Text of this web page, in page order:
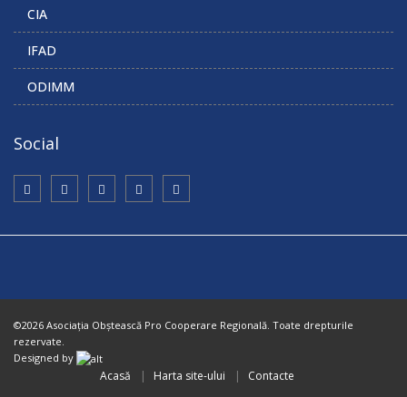
CIA
IFAD
ODIMM
Social
©2026 Asociaţia Obştească Pro Cooperare Regională. Toate drepturile
rezervate.
Designed by
Acasă Harta site-ului Contacte